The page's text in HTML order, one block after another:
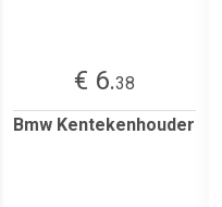
€ 6.38
Bmw Kentekenhouder